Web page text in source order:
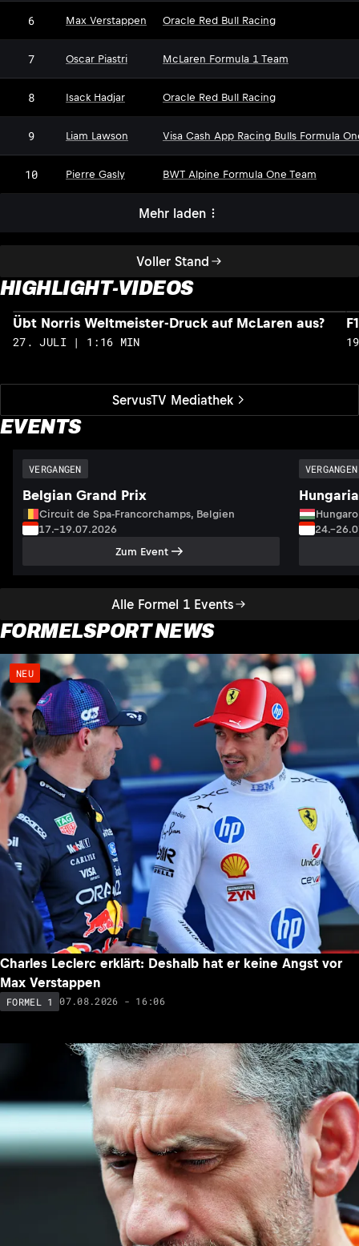
Voller Stand
6 Max Verstappen Oracle Red Bull Racing
7 Oscar Piastri McLaren Formula 1 Team
8 Isack Hadjar Oracle Red Bull Racing
9 Liam Lawson Visa Cash App Racing Bulls Formula
10 Pierre Gasly BWT Alpine Formula One Team
Mehr laden
HIGHLIGHT-VIDEOS
ServusTV Mediathek
Übt Norris Weltmeister-Druck auf McLaren aus?
27. JULI | 1:16 MIN
EVENTS
Alle Formel 1 Events
VERGANGEN
Belgian Grand Prix
Circuit de Spa-Francorchamps, Belgien
17.–19.07.2026
Zum Event
VERGANGEN
FORMELSPORT NEWS
NEU
Charles Leclerc erklärt: Deshalb hat er keine Angst vor
Max Verstappen
FORMEL 1 07.08.2026 - 16:06